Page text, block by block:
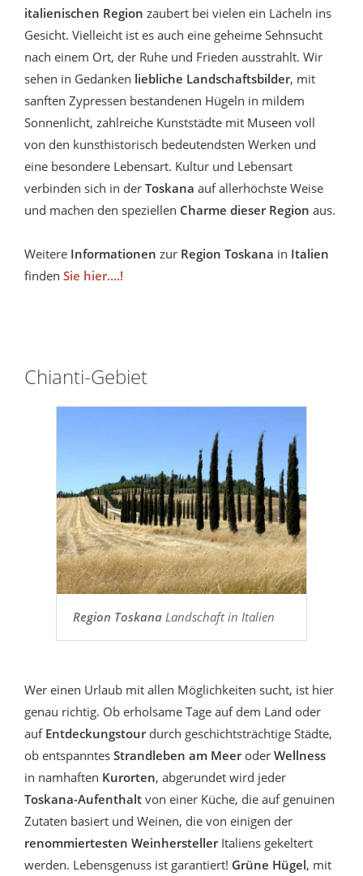
italienischen Region zaubert bei vielen ein Lächeln ins
Gesicht. Vielleicht ist es auch eine geheime Sehnsucht
nach einem Ort, der Ruhe und Frieden ausstrahlt. Wir
sehen in Gedanken liebliche Landschaftsbilder, mit
sanften Zypressen bestandenen Hügeln in mildem
Sonnenlicht, zahlreiche Kunststädte mit Museen voll
von den kunsthistorisch bedeutendsten Werken und
eine besondere Lebensart. Kultur und Lebensart
verbinden sich in der Toskana auf allerhöchste Weise
und machen den speziellen Charme dieser Region aus.
Weitere Informationen zur Region Toskana in Italien
finden Sie hier....!
Chianti-Gebiet
Region ToskanaLandschaft in Italien
Wer einen Urlaub mit allen Möglichkeiten sucht, ist hier
genau richtig. Ob erholsame Tage auf dem Land oder
auf Entdeckungstourdurch geschichtsträchtige Städte,
ob entspanntes Strandleben am Meeroder Wellness
in namhaften Kurorten, abgerundet wird jeder
Toskana-Aufenthalt von einer Küche, die auf genuinen
Zutaten basiert und Weinen, die von einigen der
renommiertesten WeinherstellerItaliens gekeltert
werden. Lebensgenuss ist garantiert! Grüne Hügel, mit